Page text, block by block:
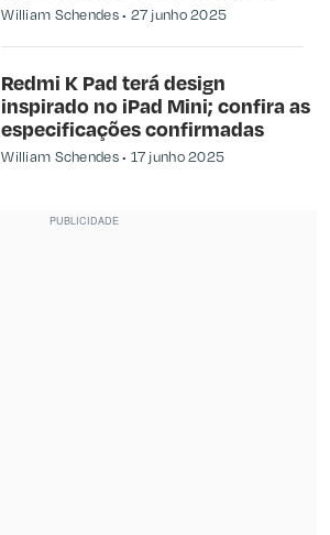
William Schendes 27 junho 2025
Redmi K Pad terá design
inspirado no iPad Mini; confira as
especificações confirmadas
William Schendes 17 junho 2025